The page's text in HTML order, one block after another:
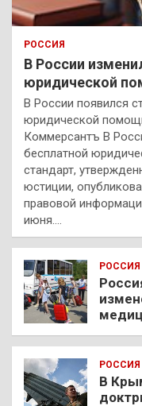
РОССИЯ
В России
юридической
В России появился
юридической
Коммерсантъ В
бесплатной
стандарт,
юстиции,
правовой
июня.…
РОССИЯ
РОССИЯ
В